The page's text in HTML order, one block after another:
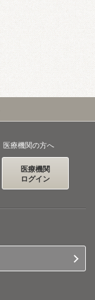
医療機関の方へ
医療機関
ログイン